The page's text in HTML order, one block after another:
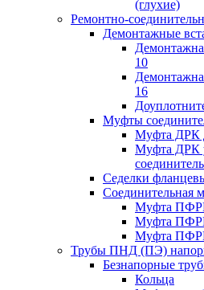
(глухие)
Ремонтно-
Демонтажные
10
16
Муфты
Муфта ДРК
Муфта ДРК
Седелки
Соединительная
Муфта
Муфта
Муфта
Трубы ПНД (ПЭ)
Безнапорные
Кольца